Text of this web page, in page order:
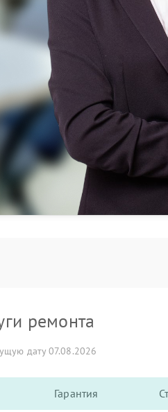
ремонта
дату 07.08.2026
Гарантия